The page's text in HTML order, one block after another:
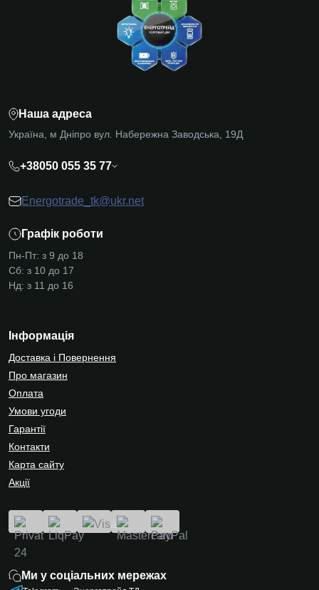
Наша адреса
Україна, м Дніпро вул. Набережна Заводська, 19Д
+38050 055 35 77
Energotrade_tk@ukr.net
Графік роботи
Пн-Пт: з 9 до 18
Сб: з 10 до 17
Нд: з 11 до 16
Інформація
Доставка і Повернення
Про магазин
Оплата
Умови угоди
Гарантії
Контакти
Карта сайту
Акції
Ми у соціальних мережах